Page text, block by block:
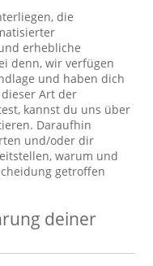
die
erhebliche
denn, wir verfügen
und haben dich
Art der
kannst du uns über
Daraufhin
und/oder dir
warum und
getroffen
deiner